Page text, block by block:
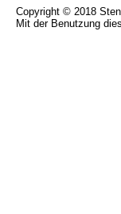
Copyright © 2018
Mit der Benutzung